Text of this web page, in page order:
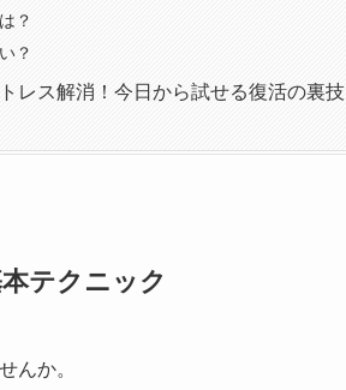
？
？
レス解消！今日から試せる復活の裏技
テクニック
んか。